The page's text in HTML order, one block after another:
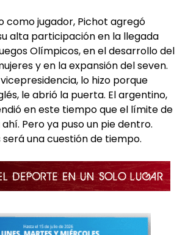
como jugador, Pichot agregó
alta participación en la llegada
Olímpicos, en el desarrollo del
y en la expansión del seven.
lo hizo porque
le abrió la puerta. El argentino,
en este tiempo que el límite de
Pero ya puso un pie dentro.
será una cuestión de tiempo.